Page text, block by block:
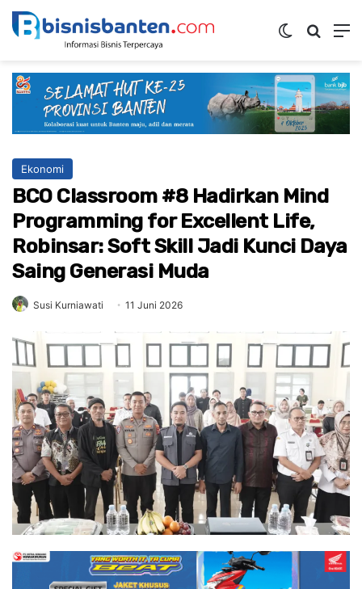
Switch skin
Ekonomi
BCO Classroom #8 Hadirkan Mind
Programming for Excellent Life,
Robinsar: Soft Skill Jadi Kunci Daya
Saing Generasi Muda
Susi Kurniawati 11 Juni 2026